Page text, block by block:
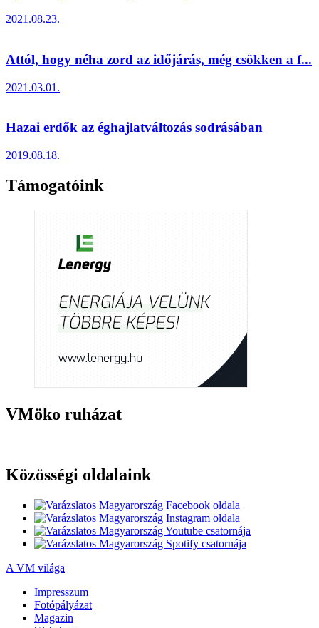
2021.08.23.
Attól, hogy néha zord az időjárás, még csökken a f...
2021.03.01.
Hazai erdők az éghajlatváltozás sodrásában
2019.08.18.
Támogatóink
VMöko ruházat
Közösségi oldalaink
A VM világa
Impresszum
Fotópályázat
Magazin